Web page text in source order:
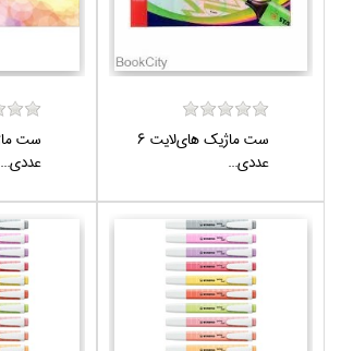
ست ماژيك هاي‌لايت 6
عددي...
عددي...